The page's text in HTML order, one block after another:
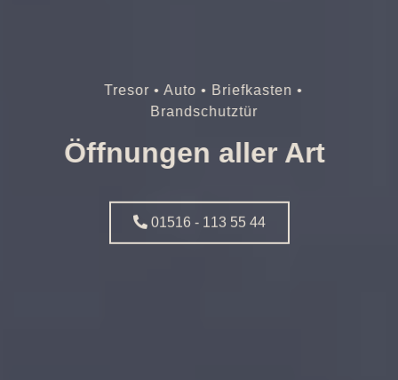
Tresor • Auto • Briefkasten •
Brandschutztür
Öffnungen aller Art
01516 - 113 55 44